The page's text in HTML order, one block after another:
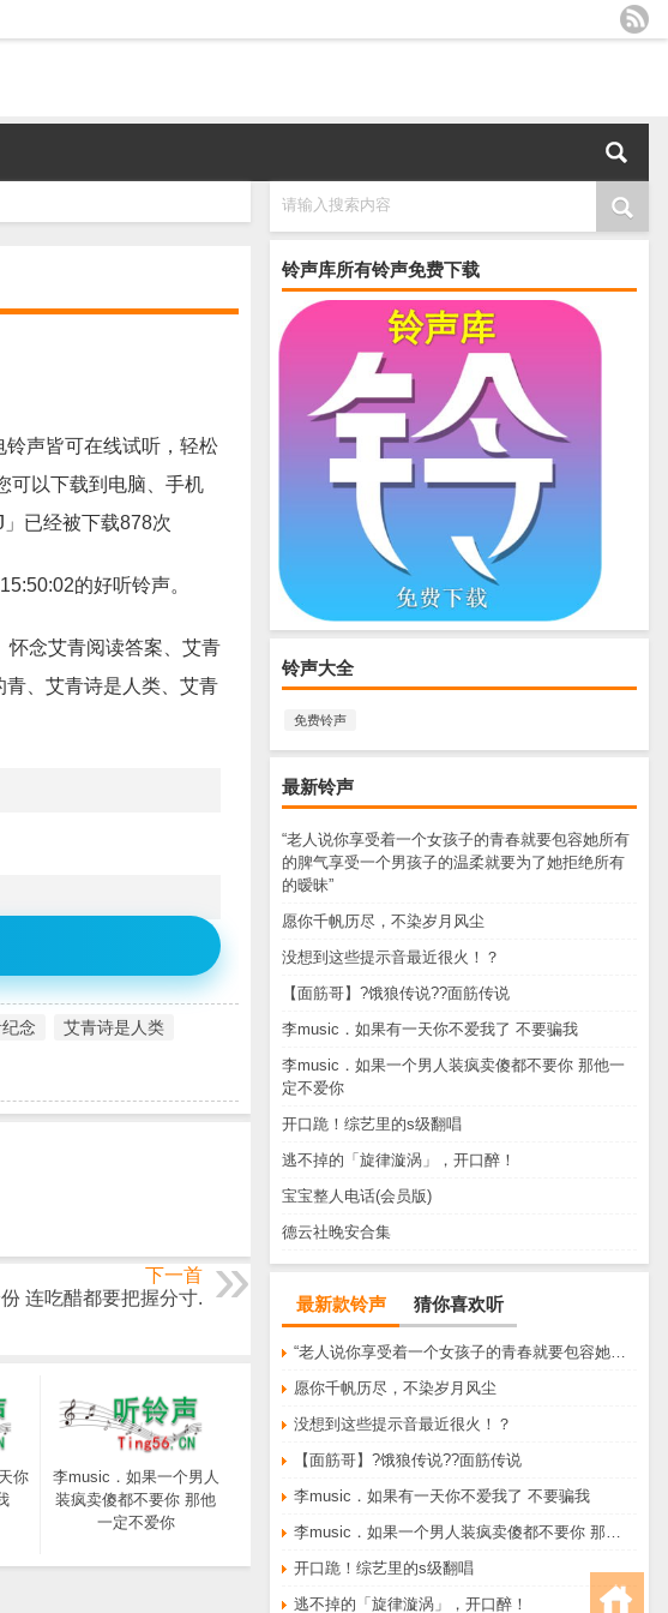
声皆可在线试听，轻松
可以下载到电脑、手机
已经被下载878次
的好听铃声。
怀念艾青阅读答案、艾青
、艾青诗是人类、艾青
念 艾青诗是人类
下一首
连吃醋都要把握分寸.
你
李music．如果一个男人
装疯卖傻都不要你 那他
一定不爱你
请输入搜索内容
铃声库所有铃声免费下载
铃声大全
免费铃声
最新铃声
“老人说你享受着一个女孩子的青春就要包容她所有
的脾气享受一个男孩子的温柔就要为了她拒绝所有
的暧昧”
愿你千帆历尽，不染岁月风尘
没想到这些提示音最近很火！？
【面筋哥】?饿狼传说??面筋传说
李music．如果有一天你不爱我了 不要骗我
李music．如果一个男人装疯卖傻都不要你 那他一
定不爱你
开口跪！综艺里的s级翻唱
逃不掉的「旋律漩涡」，开口醉！
宝宝整人电话(会员版)
德云社晚安合集
最新款铃声 猜你喜欢听
愿你千帆历尽，不染岁月风尘
没想到这些提示音最近很火！？
【面筋哥】?饿狼传说??面筋传说
李music．如果有一天你不爱我了 不要骗我
开口跪！综艺里的s级翻唱
逃不掉的「旋律漩涡」，开口醉！